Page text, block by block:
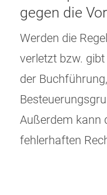
gegen die
Werden die
verletzt bzw.
der
Außerdem kann
fehlerhaften